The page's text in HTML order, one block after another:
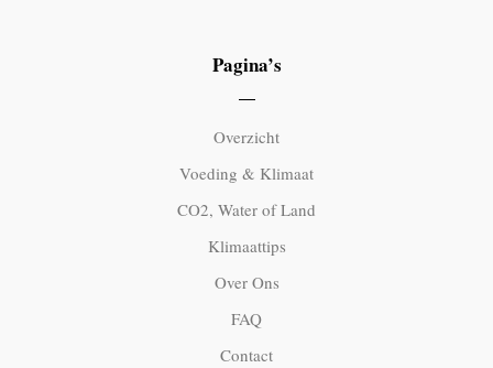
Pagina’s
Overzicht
Voeding & Klimaat
CO2, Water of Land
Klimaattips
Over Ons
FAQ
Contact